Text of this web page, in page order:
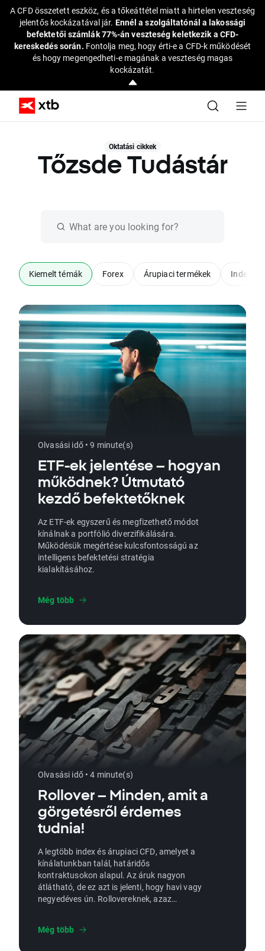
A CFD összetett eszköz, és a tőkeáttétel miatt a hirtelen veszteség
jelentős kockázatával jár. Ennél a szolgáltatónál a lakossági
befektetői számlák 77%-án veszteség keletkezik a CFD-
kereskedés során. Fontolja meg, hogy érti-e a CFD-k működését
és hogy megengedheti-e magának a veszteség magas
kockázatát.
Oktatási cikkek
Tőzsde Tudástár
Kiemelt témák Forex Árupiaci termékek Indexek
Olvasási idő • 9 minute(s)
ETF-ek jelentése – hogyan
működnek? Útmutató
kezdő befektetőknek
Az ETF-ek egyszerű és megfizethető módot
kínálnak a portfólió diverzifikálására.
Működésük megértése kulcsfontosságú az
intelligens befektetési stratégia
kialakításához.
Még több
Olvasási idő • 4 minute(s)
Rollover – Minden, amit a
görgetésről érdemes
tudnia!
A legtöbb index és árupiaci CFD, amelyet a
kínálatunkban talál, határidős
kontraktusokon alapul. Az áruk nagyon
átlátható, de ez azt is jelenti, hogy havi vagy
negyedéves ún. Rollovereknek, azaz
szerződések általában 1 vagy 3 hónap múlva
Még több